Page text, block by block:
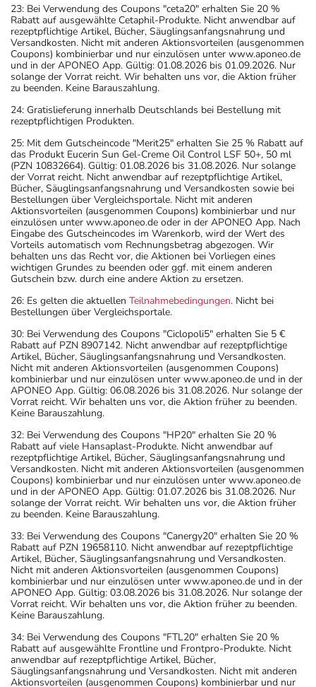
23: Bei Verwendung des Coupons "ceta20" erhalten Sie 20 %
Rabatt auf ausgewählte Cetaphil-Produkte. Nicht anwendbar auf
rezeptpflichtige Artikel, Bücher, Säuglingsanfangsnahrung und
Versandkosten. Nicht mit anderen Aktionsvorteilen (ausgenommen
Coupons) kombinierbar und nur einzulösen unter www.aponeo.de
und in der APONEO App. Gültig: 01.08.2026 bis 01.09.2026. Nur
solange der Vorrat reicht. Wir behalten uns vor, die Aktion früher
zu beenden. Keine Barauszahlung.
24: Gratislieferung innerhalb Deutschlands bei Bestellung mit
rezeptpflichtigen Produkten.
25: Mit dem Gutscheincode "Merit25" erhalten Sie 25 % Rabatt auf
das Produkt Eucerin Sun Gel-Creme Oil Control LSF 50+, 50 ml
(PZN 10832664). Gültig: 01.08.2026 bis 31.08.2026. Nur solange
der Vorrat reicht. Nicht anwendbar auf rezeptpflichtige Artikel,
Bücher, Säuglingsanfangsnahrung und Versandkosten sowie bei
Bestellungen über Vergleichsportale. Nicht mit anderen
Aktionsvorteilen (ausgenommen Coupons) kombinierbar und nur
einzulösen unter www.aponeo.de oder in der APONEO App. Nach
Eingabe des Gutscheincodes im Warenkorb, wird der Wert des
Vorteils automatisch vom Rechnungsbetrag abgezogen. Wir
behalten uns das Recht vor, die Aktionen bei Vorliegen eines
wichtigen Grundes zu beenden oder ggf. mit einem anderen
Gutschein bzw. durch eine andere Aktion zu ersetzen.
26: Es gelten die aktuellen Teilnahmebedingungen. Nicht bei
Bestellungen über Vergleichsportale.
30: Bei Verwendung des Coupons "Ciclopoli5" erhalten Sie 5 €
Rabatt auf PZN 8907142. Nicht anwendbar auf rezeptpflichtige
Artikel, Bücher, Säuglingsanfangsnahrung und Versandkosten.
Nicht mit anderen Aktionsvorteilen (ausgenommen Coupons)
kombinierbar und nur einzulösen unter www.aponeo.de und in der
APONEO App. Gültig: 06.08.2026 bis 31.08.2026. Nur solange der
Vorrat reicht. Wir behalten uns vor, die Aktion früher zu beenden.
Keine Barauszahlung.
32: Bei Verwendung des Coupons "HP20" erhalten Sie 20 %
Rabatt auf viele Hansaplast-Produkte. Nicht anwendbar auf
rezeptpflichtige Artikel, Bücher, Säuglingsanfangsnahrung und
Versandkosten. Nicht mit anderen Aktionsvorteilen (ausgenommen
Coupons) kombinierbar und nur einzulösen unter www.aponeo.de
und in der APONEO App. Gültig: 01.07.2026 bis 31.08.2026. Nur
solange der Vorrat reicht. Wir behalten uns vor, die Aktion früher
zu beenden. Keine Barauszahlung.
33: Bei Verwendung des Coupons "Canergy20" erhalten Sie 20 %
Rabatt auf PZN 19658110. Nicht anwendbar auf rezeptpflichtige
Artikel, Bücher, Säuglingsanfangsnahrung und Versandkosten.
Nicht mit anderen Aktionsvorteilen (ausgenommen Coupons)
kombinierbar und nur einzulösen unter www.aponeo.de und in der
APONEO App. Gültig: 03.08.2026 bis 31.08.2026. Nur solange der
Vorrat reicht. Wir behalten uns vor, die Aktion früher zu beenden.
Keine Barauszahlung.
34: Bei Verwendung des Coupons "FTL20" erhalten Sie 20 %
Rabatt auf ausgewählte Frontline und Frontpro-Produkte. Nicht
anwendbar auf rezeptpflichtige Artikel, Bücher,
Säuglingsanfangsnahrung und Versandkosten. Nicht mit anderen
Aktionsvorteilen (ausgenommen Coupons) kombinierbar und nur